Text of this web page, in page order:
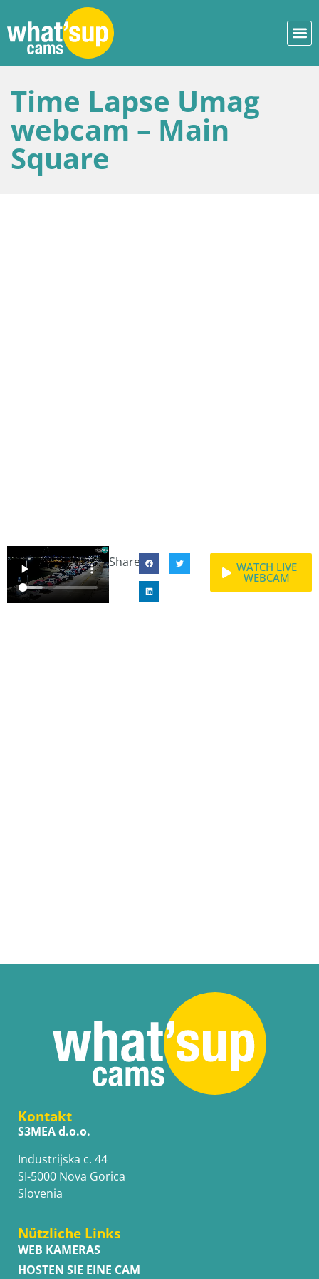
Time Lapse Umag
webcam – Main
Square
Share: WATCH LIVE
WEBCAM
Kontakt
S3MEA d.o.o.
Industrijska c. 44
SI-5000 Nova Gorica
Slovenia
Nützliche Links
WEB KAMERAS
HOSTEN SIE EINE CAM